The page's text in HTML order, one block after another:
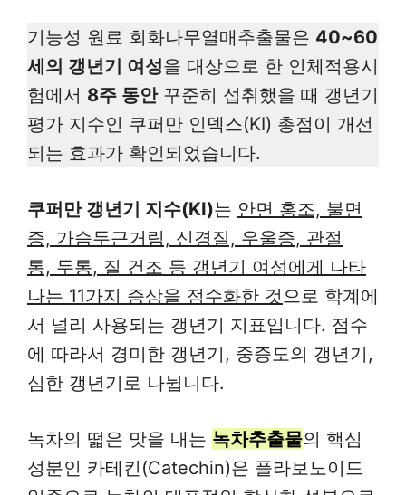
기능성 원료 회화나무열매추출물은 40~60
세의 갱년기 여성을 대상으로 한 인체적용시
험에서 8주 동안꾸준히 섭취했을 때 갱년기
평가 지수인 쿠퍼만 인덱스(KI) 총점이 개선
되는 효과가 확인되었습니다.
쿠퍼만 갱년기 지수(KI)는 안면 홍조, 불면
증, 가슴두근거림, 신경질, 우울증, 관절
통, 두통, 질 건조 등 갱년기 여성에게 나타
나는 11가지 증상을 점수화한 것 으로 학계에
서 널리 사용되는 갱년기 지표입니다. 점수
에 따라서 경미한 갱년기, 중증도의 갱년기,
심한 갱년기로 나뉩니다.
녹차의 떫은 맛을 내는 녹차추출물의 핵심
성분인 카테킨(Catechin)은 플라보노이드